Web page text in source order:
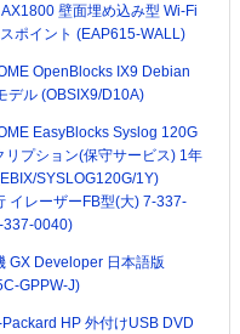
壁面埋め込み型 Wi-Fi
ポイント (EAP615-WALL)
OpenBlocks IX9 Debian
デル (OBSIX9/D10A)
EasyBlocks Syslog 120G
リプション(保守サービス) 1年
SYSLOG120G/1Y)
イレーザーFB型(大) 7-337-
337-0040)
GX Developer 日本語版
GPPW-J)
HP 外付けUSB DVD